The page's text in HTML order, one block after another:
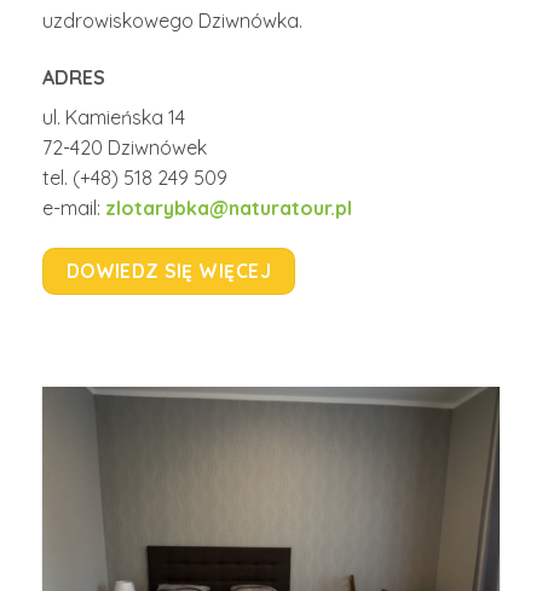
uzdrowiskowego Dziwnówka.
ADRES
ul. Kamieńska 14
72-420 Dziwnówek
tel. (+48) 518 249 509
e-mail: zlotarybka@naturatour.pl
DOWIEDZ SIĘ WIĘCEJ